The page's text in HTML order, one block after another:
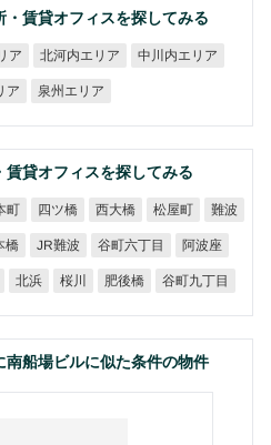
賃貸オフィスを探してみる
ア 北河内エリア 中川内エリア
ア 泉州エリア
貸オフィスを探してみる
町 四ツ橋 西大橋 松屋町 難波
橋 JR難波 谷町六丁目 阿波座
北浜 桜川 肥後橋 谷町九丁目
船場ビルに似た条件の物件